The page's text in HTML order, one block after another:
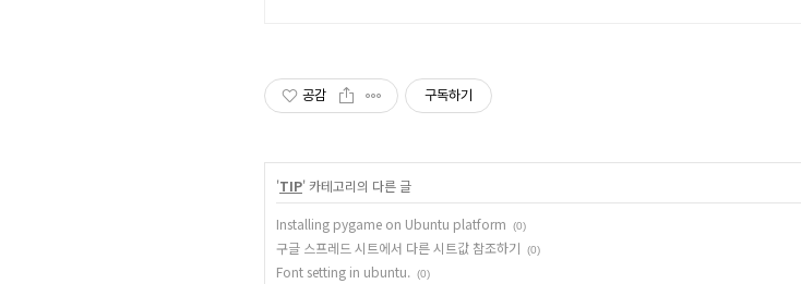
공감 구독하기
'TIP' 카테고리의 다른 글
Installing pygame on Ubuntu platform (0)
구글 스프레드 시트에서 다른 시트값 참조하기 (0)
Font setting in ubuntu. (0)